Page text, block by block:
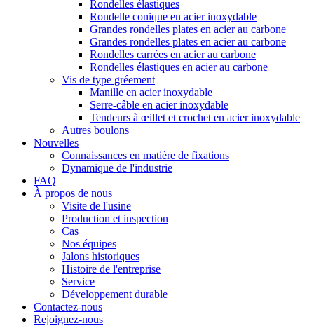
Rondelles élastiques
Rondelle conique en acier inoxydable
Grandes rondelles plates en acier au carbone
Grandes rondelles plates en acier au carbone
Rondelles carrées en acier au carbone
Rondelles élastiques en acier au carbone
Vis de type gréement
Manille en acier inoxydable
Serre-câble en acier inoxydable
Tendeurs à œillet et crochet en acier inoxydable
Autres boulons
Nouvelles
Connaissances en matière de fixations
Dynamique de l'industrie
FAQ
À propos de nous
Visite de l'usine
Production et inspection
Cas
Nos équipes
Jalons historiques
Histoire de l'entreprise
Service
Développement durable
Contactez-nous
Rejoignez-nous